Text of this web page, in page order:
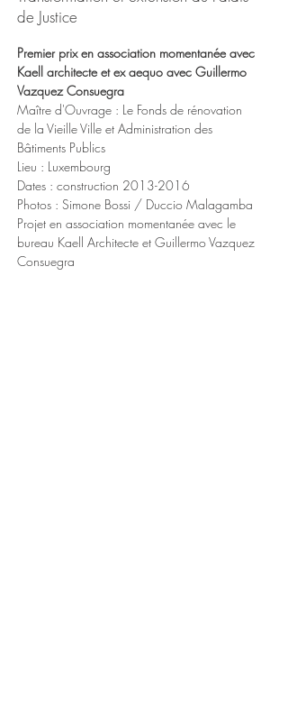
de Justice
Premier prix en association momentanée avec
Kaell architecte et ex aequo avec Guillermo
Vazquez Consuegra
Maître d'Ouvrage : Le Fonds de rénovation
de la Vieille Ville et Administration des
Bâtiments Publics
Lieu : Luxembourg
Dates : construction 2013-2016
Photos : Simone Bossi / Duccio Malagamba
Projet en association momentanée avec le
bureau Kaell Architecte et Guillermo Vazquez
Consuegra